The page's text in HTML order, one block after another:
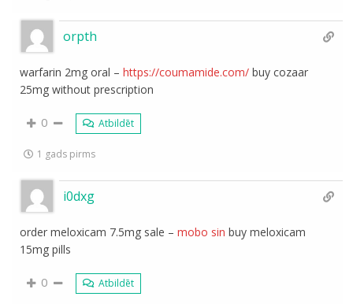
orpth
warfarin 2mg oral –https://coumamide.com/ buy cozaar
25mg without prescription
0 Atbildēt
1 gads pirms
i0dxg
order meloxicam 7.5mg sale –mobo sin buy meloxicam
15mg pills
0 Atbildēt